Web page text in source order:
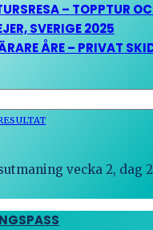
– TOPPTUR
SVERIGE 2025
ÅRE – PRIVAT
vecka 2, dag 2